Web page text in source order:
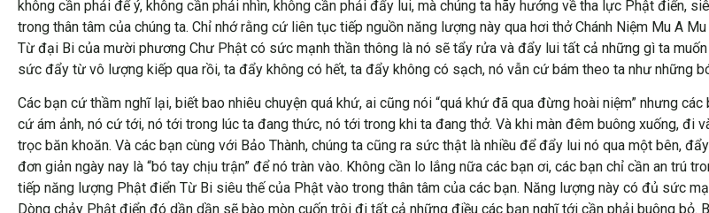
không cần phải để ý, không cần phải nhìn, không cần phải đẩy lui, mà chúng ta hãy hướng về tha lực Phật điển,
trong thân tâm của chúng ta. Chỉ nhớ rằng cứ liên tục tiếp nguồn năng lượng này qua hơi thở Chánh Niệm Mu A
Từ đại Bi của mười phương Chư Phật có sức mạnh thần thông là nó sẽ tẩy rửa và đẩy lui tất cả những gì ta
sức đẩy từ vô lượng kiếp qua rồi, ta đẩy không có hết, ta đẩy không có sạch, nó vẫn cứ bám theo ta như những
Các bạn cứ thầm nghĩ lại, biết bao nhiêu chuyện quá khứ, ai cũng nói “quá khứ đã qua đừng hoài niệm” nhưng
cứ ám ảnh, nó cứ tới, nó tới trong lúc ta đang thức, nó tới trong khi ta đang thở. Và khi màn đêm buông xuống, đi
trọc băn khoăn. Và các bạn cùng với Bảo Thành, chúng ta cũng ra sức thật là nhiều để đẩy lui nó qua một bên,
đơn giản ngày nay là “bó tay chịu trận” để nó tràn vào. Không cần lo lắng nữa các bạn ơi, các bạn chỉ cần an trú
tiếp năng lượng Phật điển Từ Bi siêu thế của Phật vào trong thân tâm của các bạn. Năng lượng này có đủ sức
Dòng chảy Phật điển đó dần dần sẽ bào mòn cuốn trôi đi tất cả những điều các bạn nghĩ tới cần phải buông bỏ.